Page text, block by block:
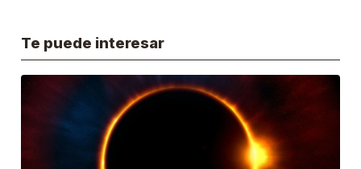
Te puede interesar